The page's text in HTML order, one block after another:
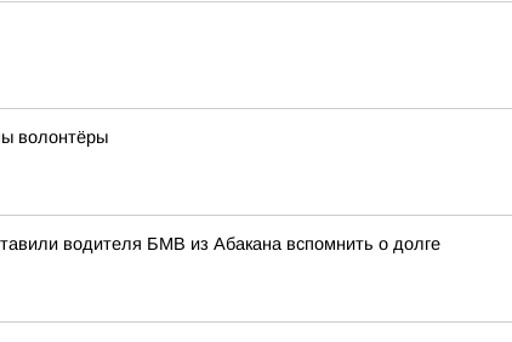
волонтёры
водителя БМВ из Абакана вспомнить о долге